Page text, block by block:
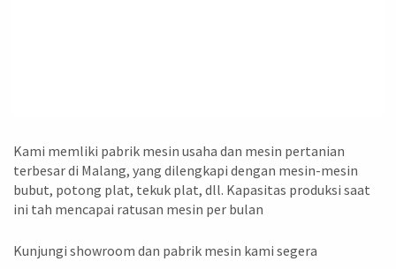
Kami memliki pabrik mesin usaha dan mesin pertanian
terbesar di Malang, yang dilengkapi dengan mesin-mesin
bubut, potong plat, tekuk plat, dll. Kapasitas produksi saat
ini tah mencapai ratusan mesin per bulan
Kunjungi showroom dan pabrik mesin kami segera